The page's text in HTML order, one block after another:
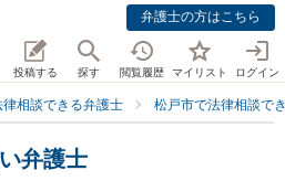
弁護士の方はこちら
投稿する 探す 閲覧履歴 マイリスト ログイン
相談できる弁護士 松戸市で法律相談で
弁護士